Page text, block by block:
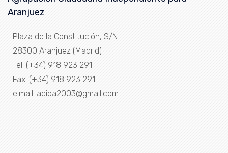
Aranjuez
Plaza de la Constitución, S/N
28300 Aranjuez (Madrid)
Tel: (+34) 918 923 291
Fax: (+34) 918 923 291
e.mail: acipa2003@gmail.com